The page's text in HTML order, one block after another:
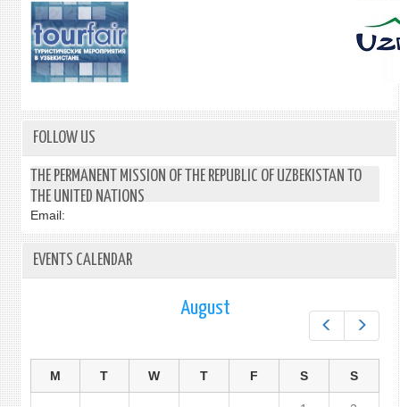
FOLLOW US
THE PERMANENT MISSION OF THE REPUBLIC OF UZBEKISTAN TO
THE UNITED NATIONS
Email:
EVENTS CALENDAR
August
M T W T F S S